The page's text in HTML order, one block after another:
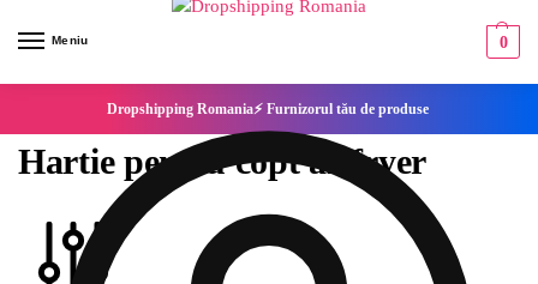
Meniu 0
Dropshipping Romania⚡ Furnizorul tău de produse
Hartie pentru copt airfryer